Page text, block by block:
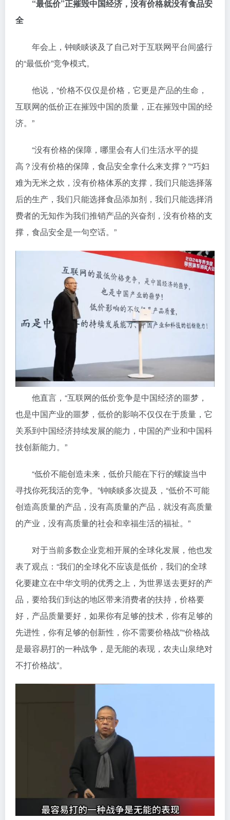
“最低价”正摧毁中国经济，没有价格就没有食品安
全
年会上，钟睒睒谈及了自己对于互联网平台间盛行
的“最低价”竞争模式。
他说，“价格不仅仅是价格，它更是产品的生命，
互联网的低价正在摧毁中国的质量，正在摧毁中国的经
济。”
“没有价格的保障，哪里会有人们生活水平的提
高？没有价格的保障，食品安全拿什么来支撑？”“巧妇
难为无米之炊，没有价格体系的支撑，我们只能选择落
后的生产，我们只能选择食品添加剂，我们只能选择消
费者的无知作为我们推销产品的兴奋剂，没有价格的支
撑，食品安全是一句空话。”
他直言，“互联网的低价竞争是中国经济的噩梦，
也是中国产业的噩梦，低价的影响不仅仅在于质量，它
关系到中国经济持续发展的能力，中国的产业和中国科
技创新能力。”
“低价不能创造未来，低价只能在下行的螺旋当中
寻找你死我活的竞争。”钟睒睒多次提及，“低价不可能
创造高质量的产品，没有高质量的产品，就没有高质量
的产业，没有高质量的社会和幸福生活的福祉。”
对于当前多数企业竞相开展的全球化发展，他也发
表了观点：“我们的全球化不应该是低价，我们的全球
化要建立在中华文明的优秀之上，为世界送去更好的产
品，要给我们到达的地区带来消费者的扶持，价格要
好，产品质量要好，如果你有足够的技术，你有足够的
先进性，你有足够的创新性，你不需要价格战”“价格战
是最容易打的一种战争，是无能的表现，农夫山泉绝对
不打价格战”。